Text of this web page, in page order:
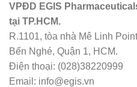
VPĐD EGIS
tại TP.HCM.
R.1101, tòa nhà Mê Linh
Bến Nghé, Quận 1, HCM.
Điện thoại: (028)38220999
Email: info@egis.vn